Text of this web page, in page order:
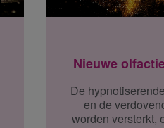
Nieuwe
De
en de
worden versterkt,